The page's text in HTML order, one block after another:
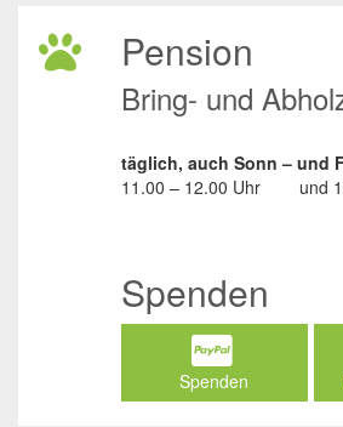
Pension
Bring- und
täglich, auch Sonn – und
11.00 – 12.00 Uhr
und
Spenden
Spenden